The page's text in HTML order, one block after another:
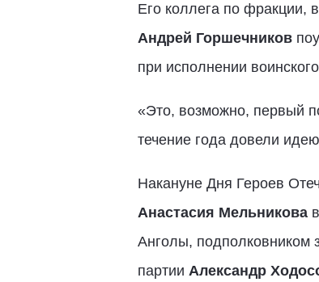
Его коллега по фракции,
Андрей Горшечников
при исполнении
«Это, возможно, первый
течение года довели
Накануне Дня Героев
Анастасия Мельникова
Анголы, подполковником
партии Александр